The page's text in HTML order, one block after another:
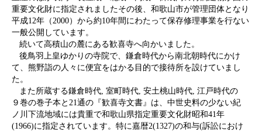
重要文化財に指定されましたその後、和歌山市が管理団体となり
平成12年（2000）から約10年間にわたって保存修理事業を行ない
一般公開しています。
続いて高積山の麓にある歓喜寺へ向かいました。
後鳥羽上皇ゆかりの寺院で、鎌倉時代から南北朝時代にかけ
て、熊野詣の人々に便宜をはかる目的で接待所を設けていまし
た。
また所蔵する鎌倉時代, 室町時代, 安土桃山時代, 江戸時代の
９巻の巻子本と21通の『歓喜寺文書』は、中世史料の少ない紀
ノ川下流地域には貴重で和歌山県指定重要文化財昭和41年
(1966)に指定されています。特に嘉暦2(1327)の和与(訴訟におけ